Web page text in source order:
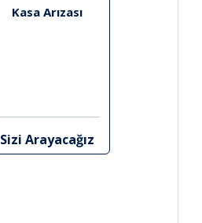
Kasa Arızası
Sizi Arayacağız